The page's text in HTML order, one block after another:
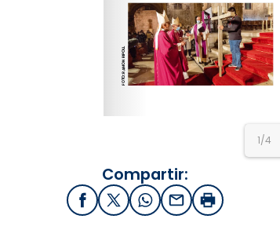
1/4
Compartir:
FacebookX / Twitter
WhatsApp
EmailImprimir